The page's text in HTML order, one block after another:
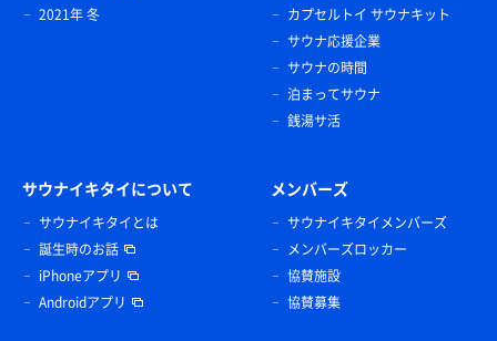
2021年 冬
カプセルトイ サウナキット
サウナ応援企業
サウナの時間
泊まってサウナ
銭湯サ活
サウナイキタイについて
サウナイキタイとは
誕生時のお話
iPhoneアプリ
Androidアプリ
メンバーズ
サウナイキタイメンバーズ
メンバーズロッカー
協賛施設
協賛募集